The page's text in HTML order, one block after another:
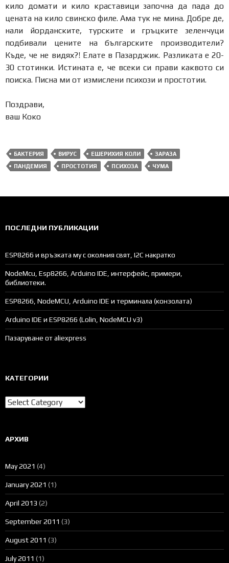
кило домати и кило краставици започна да пада до
цената на кило свинско филе. Ама тук не мина. Добре де,
нали йорданските, турските и гръцките зеленчуци
подбивали цените на българските производители?
Къде, че не видях?! Елате в Пазарджик. Разликата е 20-
30 стотинки. Истината е, че всеки си прави каквото си
поиска. Писна ми от измислени психози и простотии.
Поздрави,
ваш Коко
БАКТЕРИЯ ВИРУС ЕШЕРИХИЯ КОЛИ
ЗАРАЗА
ПАНДЕМИЯ
ПРОСТОТИЯ ПСИХОЗА ЧУМА
ПОСЛЕДНИ ПУБЛИКАЦИИ
ESP8266 и връзката му с околния свят, I2C накратко
NodeMcu, Esp8266, Arduino IDE, интерфейс, примери,
библиотеки.
ESP8266, NodeMCU, Arduino IDE и терминала (конзолата)
Arduino IDE и ESP8266 (Lolin, NodeMCU v3)
Пазаруване от aliexpress
КАТЕГОРИИ
Категории
АРХИВ
May 2021 (4)
January 2021 (1)
April 2013 (2)
September 2011 (3)
August 2011 (3)
July 2011 (1)